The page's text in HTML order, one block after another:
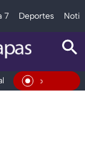
7 Deportes
y Tendencia En Vivo